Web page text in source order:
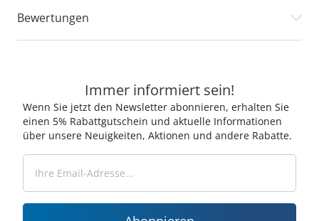
Bewertungen
Immer informiert sein!
Wenn Sie jetzt den Newsletter abonnieren, erhalten Sie
einen 5% Rabattgutschein und aktuelle Informationen
über unsere Neuigkeiten, Aktionen und andere Rabatte.